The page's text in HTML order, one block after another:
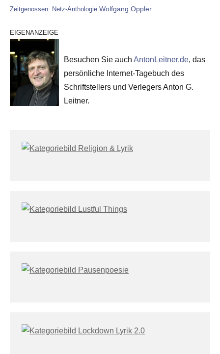
Zeitgenossen: Netz-Anthologie Wolfgang Oppler
EIGENANZEIGE
Besuchen Sie auch AntonLeitner.de, das
persönliche Internet-Tagebuch des
Schriftstellers und Verlegers Anton G.
Leitner.